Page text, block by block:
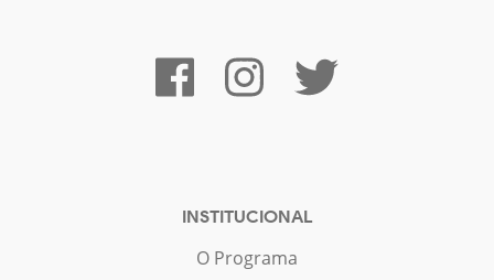
INSTITUCIONAL
O Programa